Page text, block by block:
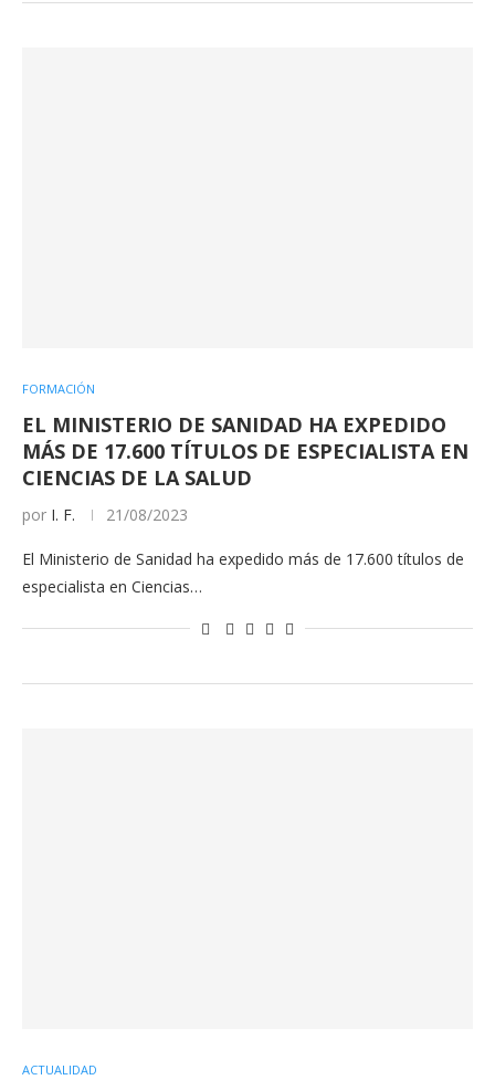
FORMACIÓN
EL MINISTERIO DE SANIDAD HA EXPEDIDO
MÁS DE 17.600 TÍTULOS DE ESPECIALISTA EN
CIENCIAS DE LA SALUD
por I. F. 21/08/2023
El Ministerio de Sanidad ha expedido más de 17.600 títulos de
especialista en Ciencias…
ACTUALIDAD